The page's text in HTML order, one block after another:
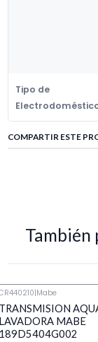
Tipo de
COMPARTIR ESTE
También
|Mabe
MABE